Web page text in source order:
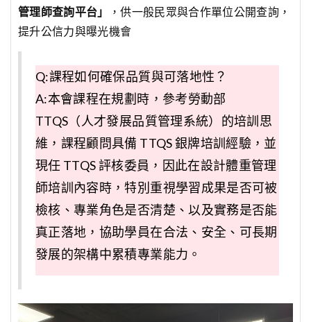
管理師查詢平台」
，供一般民眾與合作單位公開查詢，
提升公信力與曝光機會
Q:課程如何確保品質與可落地性？
A:本會課程在規劃時，參考勞動部
TTQS（人才發展品質管理系統）的培訓思
維，課程顧問具備 TTQS 銀牌培訓經驗，並
現任 TTQS 評核委員，因此在設計體重管理
師培訓內容時，特別重視學習成果是否可被
檢核、專業角色是否清楚、以及實務是否能
真正落地，協助學員在合法、安全、可長期
發展的架構中累積專業能力。